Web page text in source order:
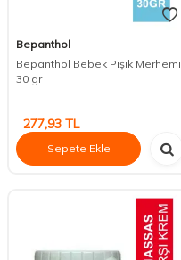
Bepanthol
Bepanthol Bebek Pişik Merhemi
30 gr
277,93 TL
Sepete Ekle